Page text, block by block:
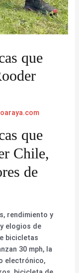
que
que
Chile,
de
rendimiento y
elogios de
bicicletas
30 mph, la
electrónico,